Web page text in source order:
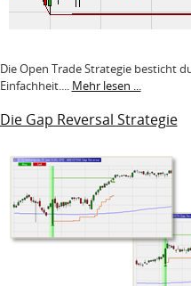
Die Open Trade Strategie besticht
Einfachheit.... Mehr lesen ...
Die Gap Reversal Strategie